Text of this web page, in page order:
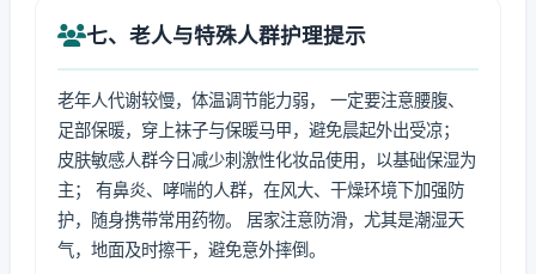
七、老人与特殊人群护理提示
老年人代谢较慢，体温调节能力弱， 一定要注意腰腹、
足部保暖，穿上袜子与保暖马甲，避免晨起外出受凉；
皮肤敏感人群今日减少刺激性化妆品使用，以基础保湿为
主； 有鼻炎、哮喘的人群，在风大、干燥环境下加强防
护，随身携带常用药物。 居家注意防滑，尤其是潮湿天
气，地面及时擦干，避免意外摔倒。